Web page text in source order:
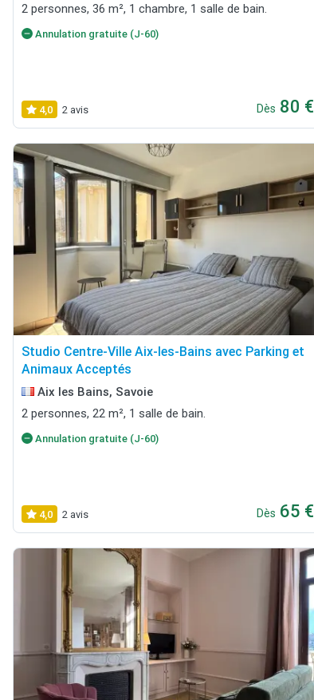
2 personnes, 36 m², 1 chambre, 1 salle de bain.
Annulation gratuite (J-60)
4,0 2 avis Dès 80 €
Studio Centre-Ville Aix-les-Bains avec Parking et
Animaux Acceptés
Aix les Bains, Savoie
2 personnes, 22 m², 1 salle de bain.
Annulation gratuite (J-60)
4,0 2 avis Dès 65 €